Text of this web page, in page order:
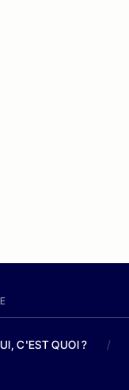
C'EST QUOI ? /